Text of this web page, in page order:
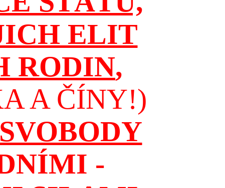
ELIT
RODIN,
A ČÍNY!)
-